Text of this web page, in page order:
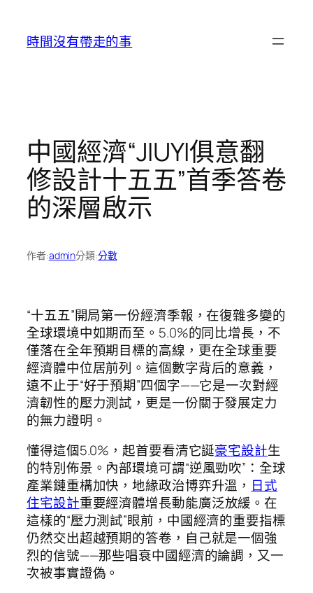
時間沒有帶走的事
中國經濟“JIUYI俱意翻
修設計十五五”首季答卷
的深層啟示
作者:admin分類:分數
“十五五”開局第一份經濟季報，在復雜多變的
全球環境中如期而至。5.0%的同比增長，不
僅落在全年預期目標的高線，更在全球重要
經濟體中位居前列。這個數字背后的意義，
遠不止于“好于預期”四個字——它是一次對經
濟韌性的壓力測試，更是一份關于發展定力
的無力證明。
懂得這個5.0%，起首要看清它誕豪宅設計生
的特別佈景。內部環境可謂“逆風勁吹”：全球
產業鏈重構加快，地緣政治博弈升溫， 日式
住宅設計重要經濟體增長動能廣泛放緩。在
這樣的“壓力測試”眼前，中國經濟的重要指標
仍然交出超越預期的答卷，自己就是一個強
烈的信號——那些唱衰中國經濟的論調，又一
次被事實證偽。